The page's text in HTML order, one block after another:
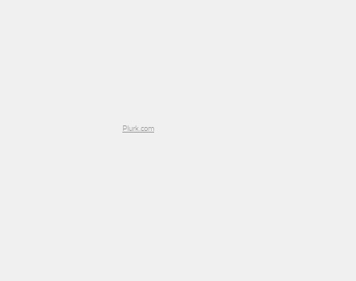
Plurk.com